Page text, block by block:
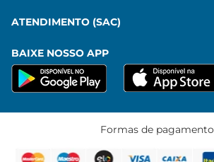
ATENDIMENTO (SAC)
BAIXE NOSSO APP
Formas de pagamento